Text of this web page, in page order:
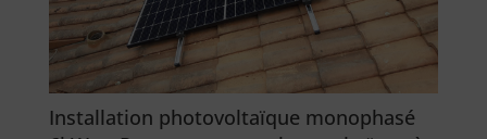
Installation photovoltaïque monophasé